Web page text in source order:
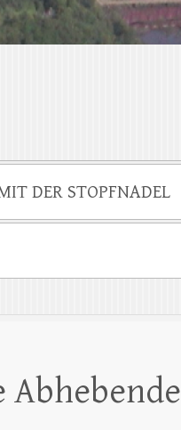
DER STOPFNADEL
Abhebende